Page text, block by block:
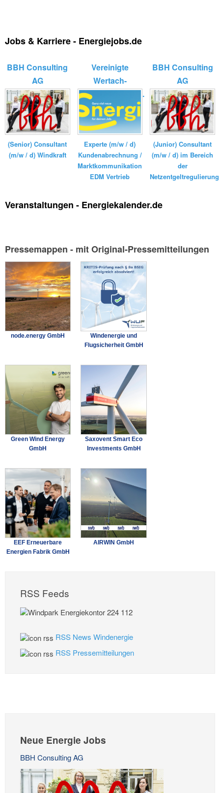
Jobs & Karriere - Energiejobs.de
BBH Consulting
AG
(Senior) Consultant
(m/w / d) Windkraft
Vereinigte
Wertach-
Elektrizitätswerk...
Experte (m/w / d)
Kundenabrechnung /
Marktkommunikation
EDM Vertrieb
BBH Consulting
AG
(Junior) Consultant
(m/w / d) im Bereich
der
Netzentgeltregulierung
Veranstaltungen - Energiekalender.de
Pressemappen - mit Original-Pressemitteilungen
node.energy GmbH
Windenergie und
Flugsicherheit GmbH
Green Wind Energy
GmbH
Saxovent Smart Eco
Investments GmbH
EEF Erneuerbare
Energien Fabrik GmbH
AIRWIN GmbH
RSS Feeds
RSS News Windenergie
RSS Pressemitteilungen
Neue Energie Jobs
BBH Consulting AG